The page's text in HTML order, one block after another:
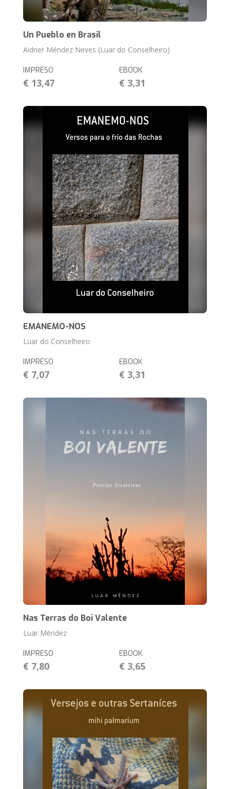
Un Pueblo en Brasil
Aidner Méndez Neves (Luar do Conselheiro)
IMPRESO
€ 13,47
EBOOK
€ 3,31
EMANEMO-NOS
Luar do Conselheiro
IMPRESO
€ 7,07
EBOOK
€ 3,31
Nas Terras do Boi Valente
Luar Méndez
IMPRESO
€ 7,80
EBOOK
€ 3,65